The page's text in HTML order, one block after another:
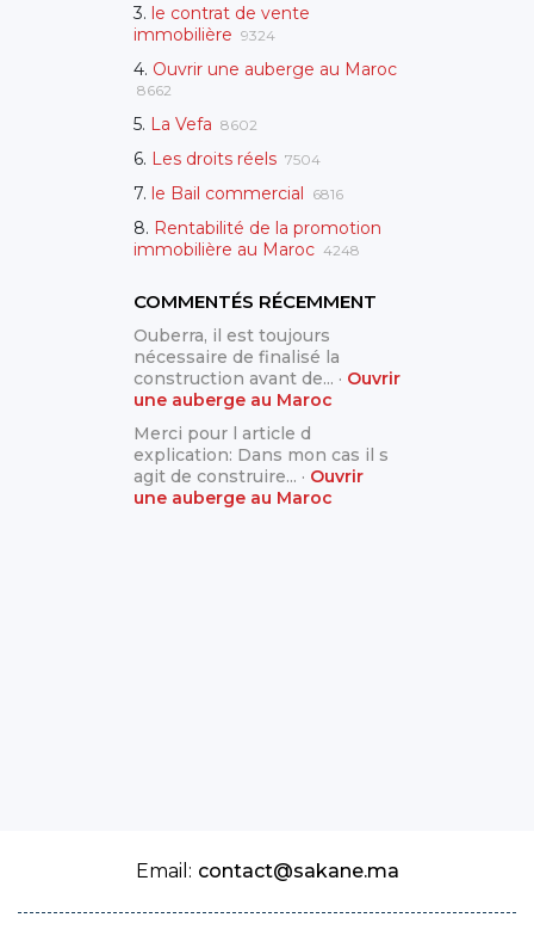
3. le contrat de vente
immobilière 9324
4. Ouvrir une auberge au Maroc
8662
5. La Vefa 8602
6. Les droits réels 7504
7. le Bail commercial 6816
8. Rentabilité de la promotion
immobilière au Maroc 4248
COMMENTÉS RÉCEMMENT
Ouberra, il est toujours
nécessaire de finalisé la
construction avant de... · Ouvrir
une auberge au Maroc
Merci pour l article d
explication: Dans mon cas il s
agit de construire... · Ouvrir
une auberge au Maroc
Email: contact@sakane.ma